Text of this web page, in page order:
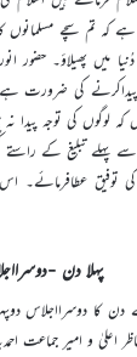
تم سچے مسلمانوں کا
پیداکرنے کی ضرورت
لوگوں کی توجہ پیدا نہ
پہلے تبلیغ کے راستے
عطافرمائے۔ اس
پہلا دن -
اعلیٰ و امیر جماعت